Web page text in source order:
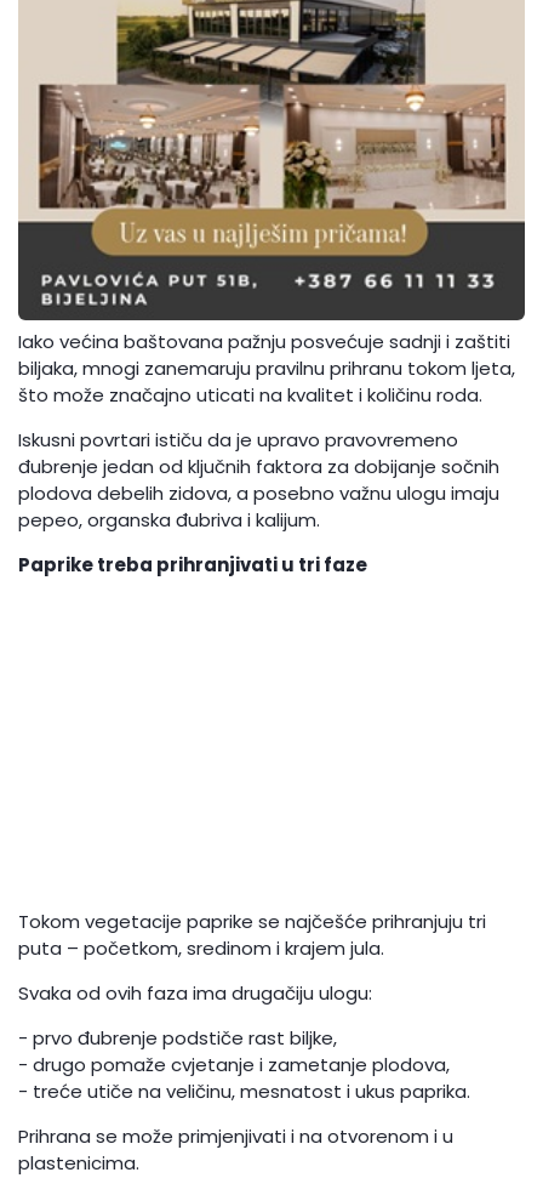
Iako većina baštovana pažnju posvećuje sadnji i zaštiti
biljaka, mnogi zanemaruju pravilnu prihranu tokom ljeta,
što može značajno uticati na kvalitet i količinu roda.
Iskusni povrtari ističu da je upravo pravovremeno
đubrenje jedan od ključnih faktora za dobijanje sočnih
plodova debelih zidova, a posebno važnu ulogu imaju
pepeo, organska đubriva i kalijum.
Paprike treba prihranjivati u tri faze
Tokom vegetacije paprike se najčešće prihranjuju tri
puta – početkom, sredinom i krajem jula.
Svaka od ovih faza ima drugačiju ulogu:
- prvo đubrenje podstiče rast biljke,
- drugo pomaže cvjetanje i zametanje plodova,
- treće utiče na veličinu, mesnatost i ukus paprika.
Prihrana se može primjenjivati i na otvorenom i u
plastenicima.